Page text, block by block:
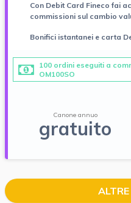
Con Debit Card Fineco fai
commissioni sul cambio
Bonifici istantanei e carta
100 ordini eseguiti a
OM100SO
Canone annuo
gratuito